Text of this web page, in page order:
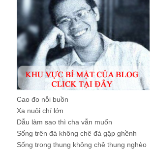
Cao đo nỗi buồn
Xa nuôi chí lớn
Dẫu làm sao thì cha vẫn muốn
Sống trên đá không chê đá gập ghềnh
Sống trong thung không chê thung nghèo